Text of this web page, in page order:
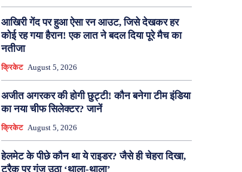
आखिरी गेंद पर हुआ ऐसा रन आउट, जिसे देखकर हर
कोई रह गया हैरान! एक लात ने बदल दिया पूरे मैच का
नतीजा
क्रिकेट August 5, 2026
अजीत अगरकर की होगी छुट्टी! कौन बनेगा टीम इंडिया
का नया चीफ सिलेक्टर? जानें
क्रिकेट August 5, 2026
हेलमेट के पीछे कौन था ये राइडर? जैसे ही चेहरा दिखा,
ट्रैक पर गूंज उठा ‘थाला-थाला’